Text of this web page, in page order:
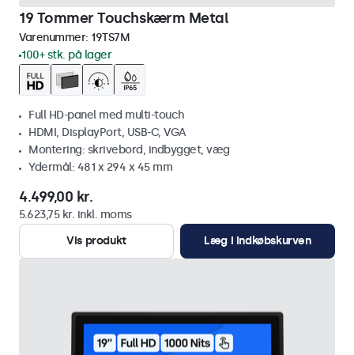
19 Tommer Touchskærm Metal
Varenummer: 19TS7M
100+ stk. på lager
Full HD-panel med multi-touch
HDMI, DisplayPort, USB-C, VGA
Montering: skrivebord, indbygget, væg
Ydermål: 481 x 294 x 45 mm
4.499,00 kr.
5.623,75 kr. inkl. moms
Vis produkt
Læg i indkøbskurven